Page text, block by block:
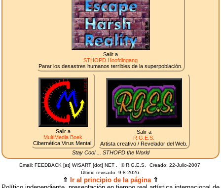
Salir a
STHOPD Hoofdingang
Parar los desastres humanos terribles de la superpoblación.
Salir a
MultiMedia Boek
Cibernética Virus Mental.
Salir a
R.G.E.S.
Artista creativo / Revelador del Web.
Stay Cool ... STHOPD the World
Email: FEEDBACK [at] WISART [dot] NET . ©R.G.E.S.
Creado: 22-Julio-2007
Último revisado: 9-8-2026.
⇑ Ir al principio de la página⇑